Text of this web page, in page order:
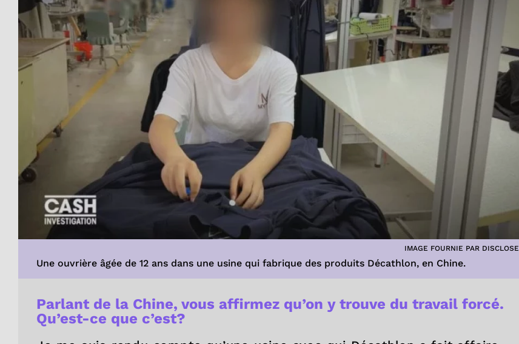
IMAGE FOURNIE PAR DISCLOSE
Une ouvrière âgée de 12 ans dans une usine qui fabrique des produits Décathlon, en Chine.
Parlant de la Chine, vous affirmez qu’on y trouve du travail forcé.
Qu’est-ce que c’est?